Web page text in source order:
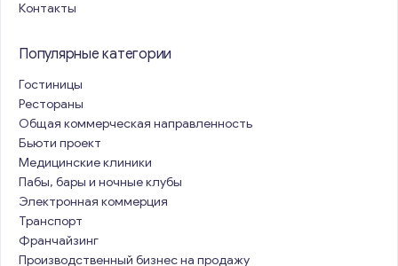
Контакты
Популярные категории
Гостиницы
Рестораны
Общая коммерческая направленность
Бьюти проект
Медицинские клиники
Пабы, бары и ночные клубы
Электронная коммерция
Транспорт
Франчайзинг
Производственный бизнес на продажу